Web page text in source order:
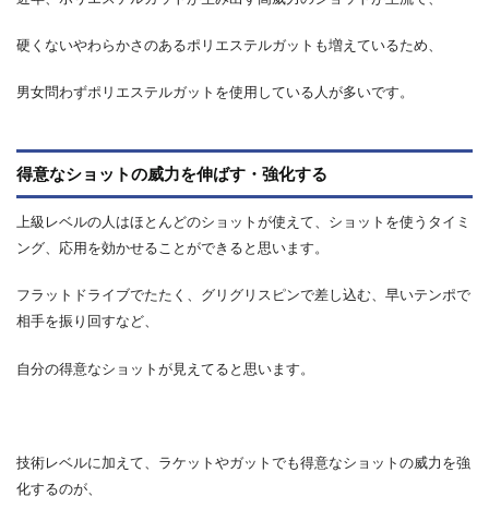
硬くないやわらかさのあるポリエステルガットも増えているため、
男女問わずポリエステルガットを使用している人が多いです。
得意なショットの威力を伸ばす・強化する
上級レベルの人はほとんどのショットが使えて、ショットを使うタイミ
ング、応用を効かせることができると思います。
フラットドライブでたたく、グリグリスピンで差し込む、早いテンポで
相手を振り回すなど、
自分の得意なショットが見えてると思います。
技術レベルに加えて、ラケットやガットでも得意なショットの威力を強
化するのが、